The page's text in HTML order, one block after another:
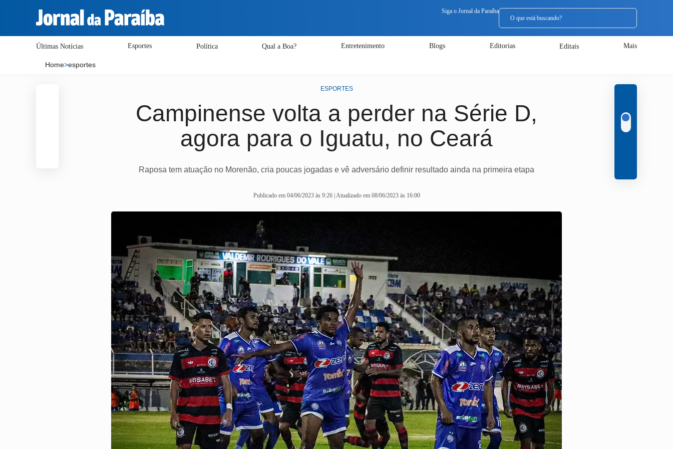
Siga o Jornal da Paraíba
Últimas Notícias Esportes Política Qual a Boa? Entretenimento Blogs Editorias Editais Mais
Siga o Jornal da Paraíba
Home>esportes
ESPORTES
Campinense volta a perder na Série D,
agora para o Iguatu, no Ceará
Raposa tem atuação no Morenão, cria poucas jogadas e vê adversário definir resultado ainda na primeira etapa
Publicado em 04/06/2023 às 9:26 | Atualizado em 08/06/2023 às 16:00